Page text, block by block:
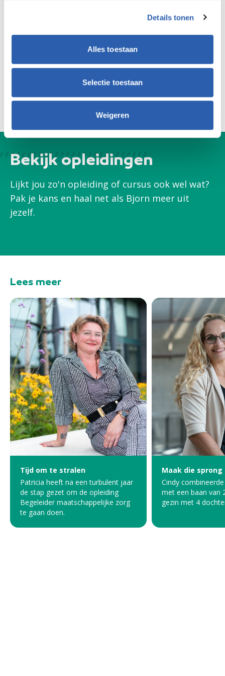
Details tonen
Alles toestaan
Selectie toestaan
Weigeren
opleiding dat ziet en direct -letterlijk en figuurlijk- doorschakelt.’
Vervolgcursus
Misschien gaat Bjorn ook nog een cursus hout volgen. ‘Het
Bekijk opleidingen
Lijkt jou zo'n opleiding of cursus ook wel wat?
Pak je kans en haal net als Bjorn meer uit
jezelf.
Lees meer
Tijd om te stralen
Patricia heeft na een turbulent jaar
de stap gezet om de opleiding
Begeleider maatschappelijke zorg
te gaan doen.
Maak die
Cindy
met een baan van
gezin met 4